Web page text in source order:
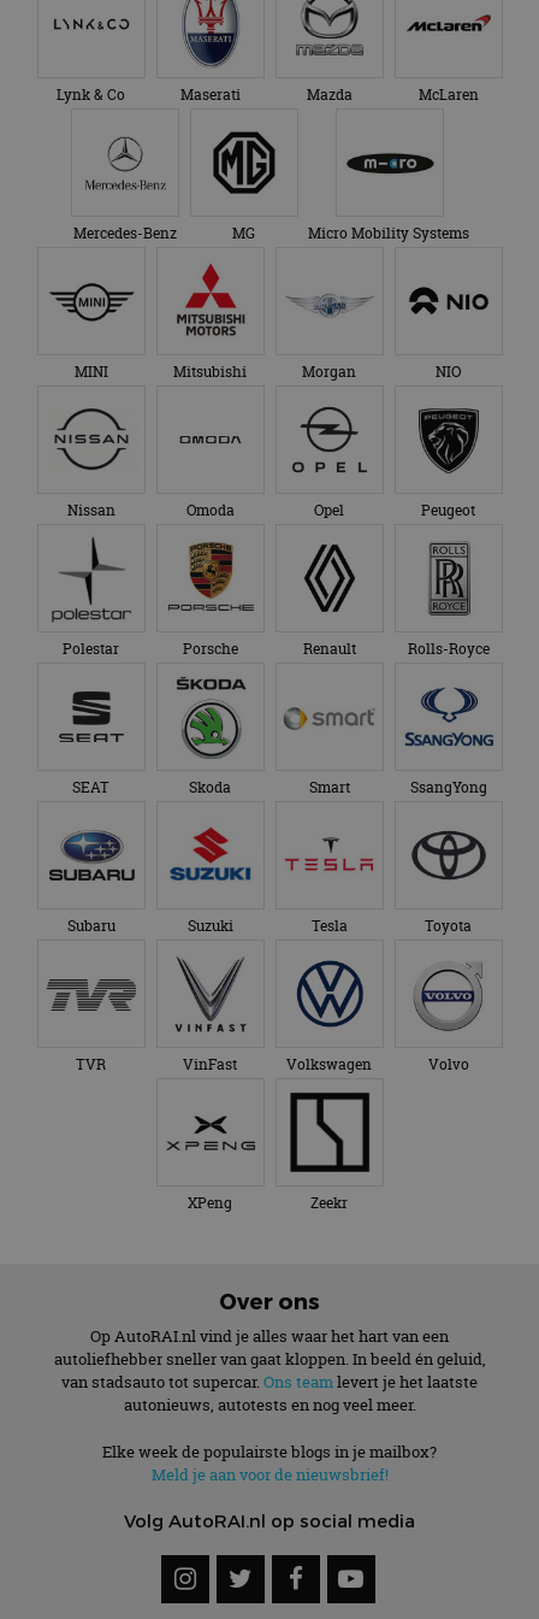
Lynk & Co Maserati Mazda McLaren
Mercedes-Benz MG Micro Mobility Systems
MINI Mitsubishi Morgan NIO
Nissan Omoda Opel Peugeot
Polestar Porsche Renault Rolls-Royce
SEAT Skoda Smart SsangYong
Subaru Suzuki Tesla Toyota
TVR VinFast Volkswagen Volvo
XPeng Zeekr
Over ons
Op AutoRAI.nl vind je alles waar het hart van een
autoliefhebber sneller van gaat kloppen. In beeld én geluid,
van stadsauto tot supercar. Ons teamlevert je het laatste
autonieuws, autotests en nog veel meer.
Elke week de populairste blogs in je mailbox?
Meld je aan voor de nieuwsbrief!
Volg AutoRAI.nl op social media
te behouden.